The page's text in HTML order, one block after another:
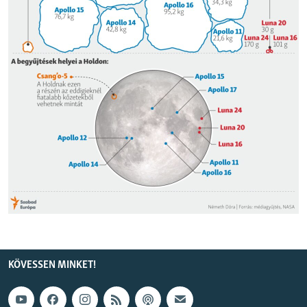
EURÓPAI UNIÓ
VILÁG
KLÍMAVÁLTOZÁS
A MÚLT TANULSÁGAI
Valamennyi RFE/RL weboldal
KÖVESSEN MINKET!